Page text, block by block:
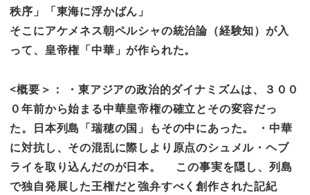
秩序」「東海に浮かばん」
そこにアケメネス朝ペルシャの統治論（経験知）が入
って、皇帝権「中華」が作られた。
<概要＞： ・東アジアの政治的ダイナミズムは、３００
０年前から始まる中華皇帝権の確立とその変容だっ
た。日本列島「瑞穂の国」もその中にあった。 ・中華
に対抗し、その混乱に際しより原点のシュメル・ヘブ
ライを取り込んだのが日本。 この事実を隠し、列島
で独自発展した王権だと強弁すべく創作された記紀